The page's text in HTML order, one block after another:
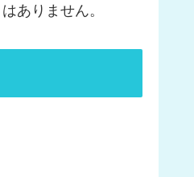
ありません。